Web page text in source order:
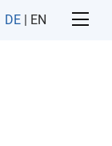
DE | EN